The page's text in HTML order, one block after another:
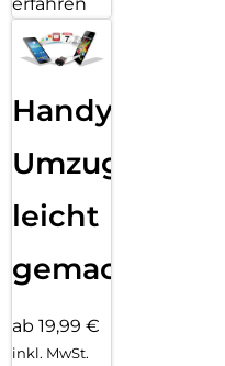
Handy
Umzug
leicht
gemacht!
ab 19,99 €
inkl. MwSt.